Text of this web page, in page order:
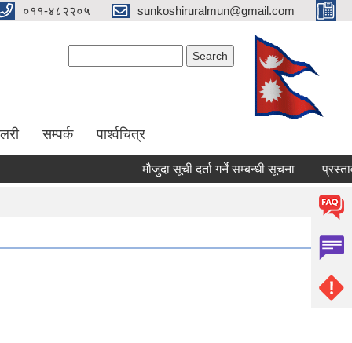
०११-४८२२०५ sunkoshiruralmun@gmail.com
सम्पर्क पार्श्वचित्र
मौजुदा सूची दर्ता गर्ने सम्बन्धी सूचना प्रस्ताव पेश